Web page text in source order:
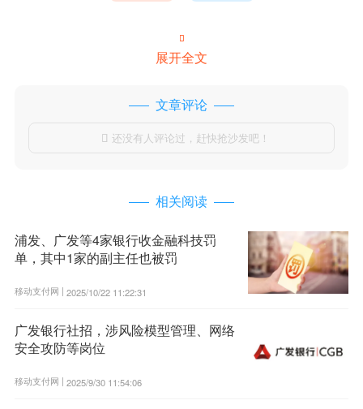

展开全文
文章评论
 还没有人评论过，赶快抢沙发吧！
相关阅读
浦发、广发等4家银行收金融科技罚
单，其中1家的副主任也被罚
移动支付网 | 2025/10/22 11:22:31
广发银行社招，涉风险模型管理、网络
安全攻防等岗位
移动支付网 | 2025/9/30 11:54:06